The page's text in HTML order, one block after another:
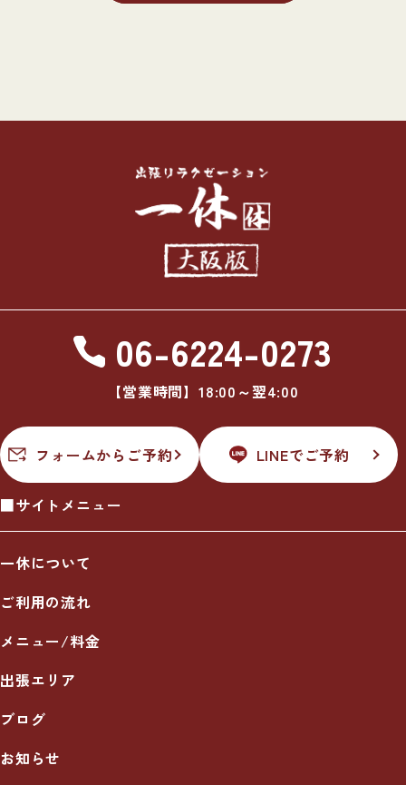
06-6224-0273
【営業時間】18:00～翌4:00
フォームからご予約 LINEでご予約
■サイトメニュー
一休について
ご利用の流れ
メニュー/料金
出張エリア
ブログ
お知らせ